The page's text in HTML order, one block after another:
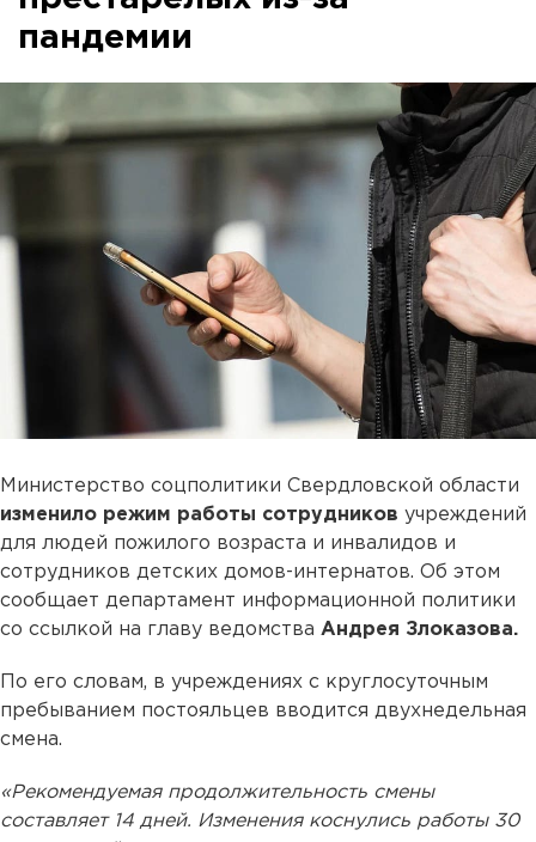
пандемии
Министерство соцполитики Свердловской области
изменило режим работы сотрудников учреждений
для людей пожилого возраста и инвалидов и
сотрудников детских домов-интернатов. Об этом
сообщает департамент информационной политики
со ссылкой на главу ведомства Андрея Злоказова.
По его словам, в учреждениях с круглосуточным
пребыванием постояльцев вводится двухнедельная
смена.
«Рекомендуемая продолжительность смены
составляет 14 дней. Изменения коснулись работы 30